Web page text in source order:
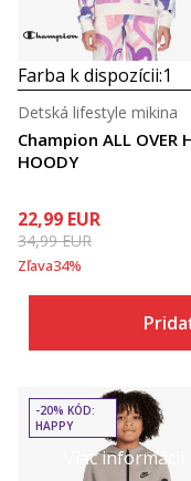
Farba k dispozícii:1
Champion ALL OVER
HOODY
Detská lifestyle mikina
22,99 EUR
34,99EUR
Zľava34%
Viac informácií
-20% KÓD:
HAPPY